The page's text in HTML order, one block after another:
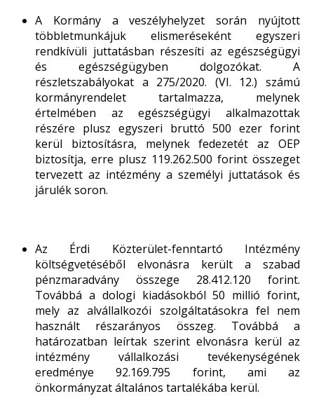
A Kormány a veszélyhelyzet során nyújtott
többletmunkájuk elismeréseként egyszeri
rendkívüli juttatásban részesíti az egészségügyi
és egészségügyben dolgozókat. A
részletszabályokat a 275/2020. (VI. 12.) számú
kormányrendelet tartalmazza, melynek
értelmében az egészségügyi alkalmazottak
részére plusz egyszeri bruttó 500 ezer forint
kerül biztosításra, melynek fedezetét az OEP
biztosítja, erre plusz 119.262.500 forint összeget
tervezett az intézmény a személyi juttatások és
járulék soron.
Az Érdi Közterület-fenntartó Intézmény
költségvetéséből elvonásra került a szabad
pénzmaradvány összege 28.412.120 forint.
Továbbá a dologi kiadásokból 50 millió forint,
mely az alvállalkozói szolgáltatásokra fel nem
használt részarányos összeg. Továbbá a
határozatban leírtak szerint elvonásra kerül az
intézmény vállalkozási tevékenységének
eredménye 92.169.795 forint, ami az
önkormányzat általános tartalékába kerül.